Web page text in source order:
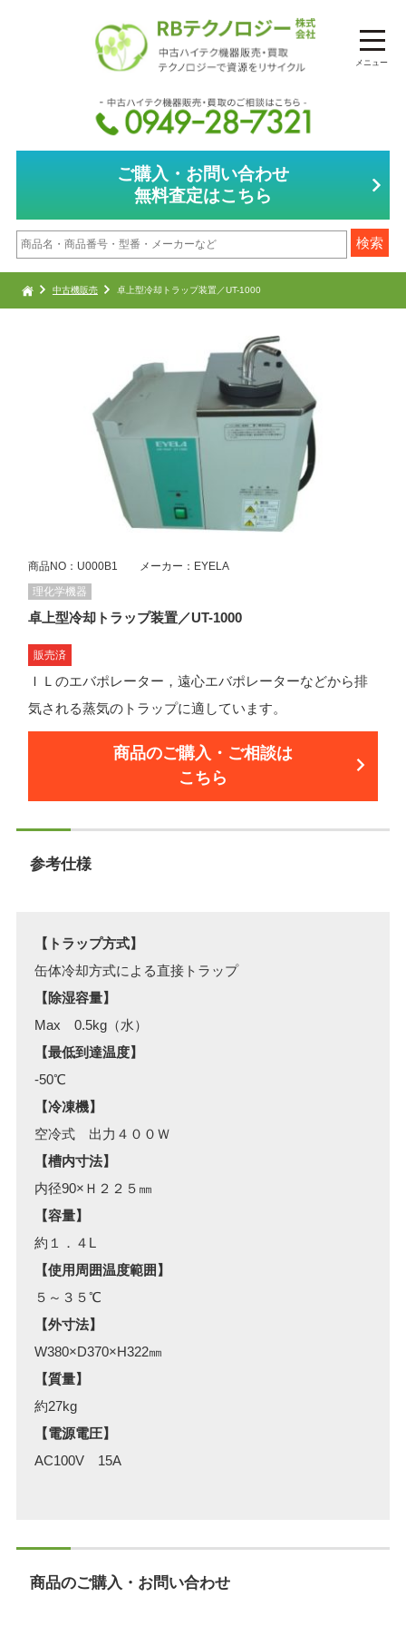
メニュー
ご購入・お問い合わせ
無料査定はこちら
中古機販売 卓上型冷却トラップ装置／UT-1000
商品NO：U000B1 メーカー：EYELA
理化学機器
卓上型冷却トラップ装置／UT-1000
販売済
ＩＬのエバポレーター，遠心エバポレーターなどから排
気される蒸気のトラップに適しています。
商品のご購入・ご相談は
こちら
参考仕様
【トラップ方式】
缶体冷却方式による直接トラップ
【除湿容量】
Max 0.5kg（水）
【最低到達温度】
-50℃
【冷凍機】
空冷式 出力４００Ｗ
【槽内寸法】
内径90×Ｈ２２５㎜
【容量】
約１．４L
【使用周囲温度範囲】
５～３５℃
【外寸法】
W380×D370×H322㎜
【質量】
約27kg
【電源電圧】
AC100V 15A
商品のご購入・お問い合わせ